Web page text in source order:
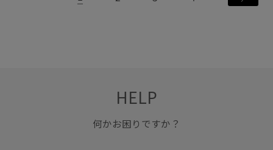
HELP
何かお困りですか？